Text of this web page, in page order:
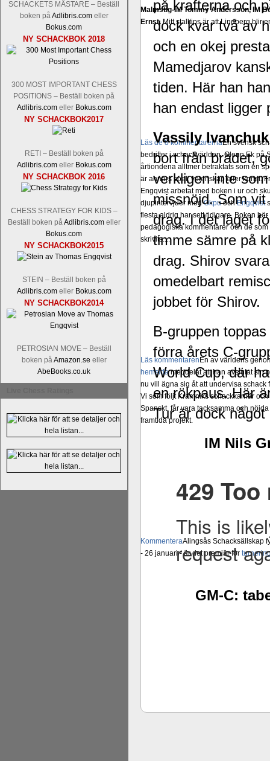
SCHACKETS MÄSTARE – Beställ
boken på Adlibris.comeller
Bokus.com
NY SCHACKBOK 2018
300 MOST IMPORTANT CHESS
POSITIONS – Beställ boken på
Adlibris.comeller Bokus.com
NY SCHACKBOK2017
RETI – Beställ boken på
Adlibris.comeller Bokus.com
NY SCHACKBOK 2016
CHESS STRATEGY FOR KIDS –
Beställ boken på Adlibris.comeller
Bokus.com
NY SCHACKBOK2015
STEIN – Beställ boken på
Adlibris.comeller Bokus.com
NY SCHACKBOK2014
PETROSIAN MOVE – Beställ
boken på Amazon.se eller
AbeBooks.co.uk
Malmstig-IM Tommy Andersson, IM
Ernst.Mitt stalltips är att Lindberg blir
Läs de 8 kommentarernaEn svensk
bedrifter i schackvärlden. Glenn Ek på
årtiondena alltmer betraktats som en
är annars spel, vetenskap eller konst.
Engqvist arbetat med boken i ur och
djupintervjuer medOkpuochEngqvist
flesta aldrig har sett tidigare. Boken
pedagogiska kommentarer och de
skrivits....
Läs kommentaren En av världens
hemsidameddelat att han avslutat sin
nu vill ägna sig åt att undervisa
Vi som följt Kramniks schackkarriär
Spanskt, får vara tacksamma och
framtida projekt.
KommenteraAlingsås Schacksällskap
- 26 januari - är det premiär för
på krafterna och
dock kvar två av
och en okej
Mamedjarov
tiden. Här han
han endast ligger
Vassily
bort från brädet,
verkligen inte
missnöjd. Som
drag. I det läget
timme sämre på
drag. Shirov
omedelbart
jobbet för Shirov.
B-gruppen
förra årets C-
World Cup, där
en rökpaus. Här
Tur är dock
IM Nils
GM-C: